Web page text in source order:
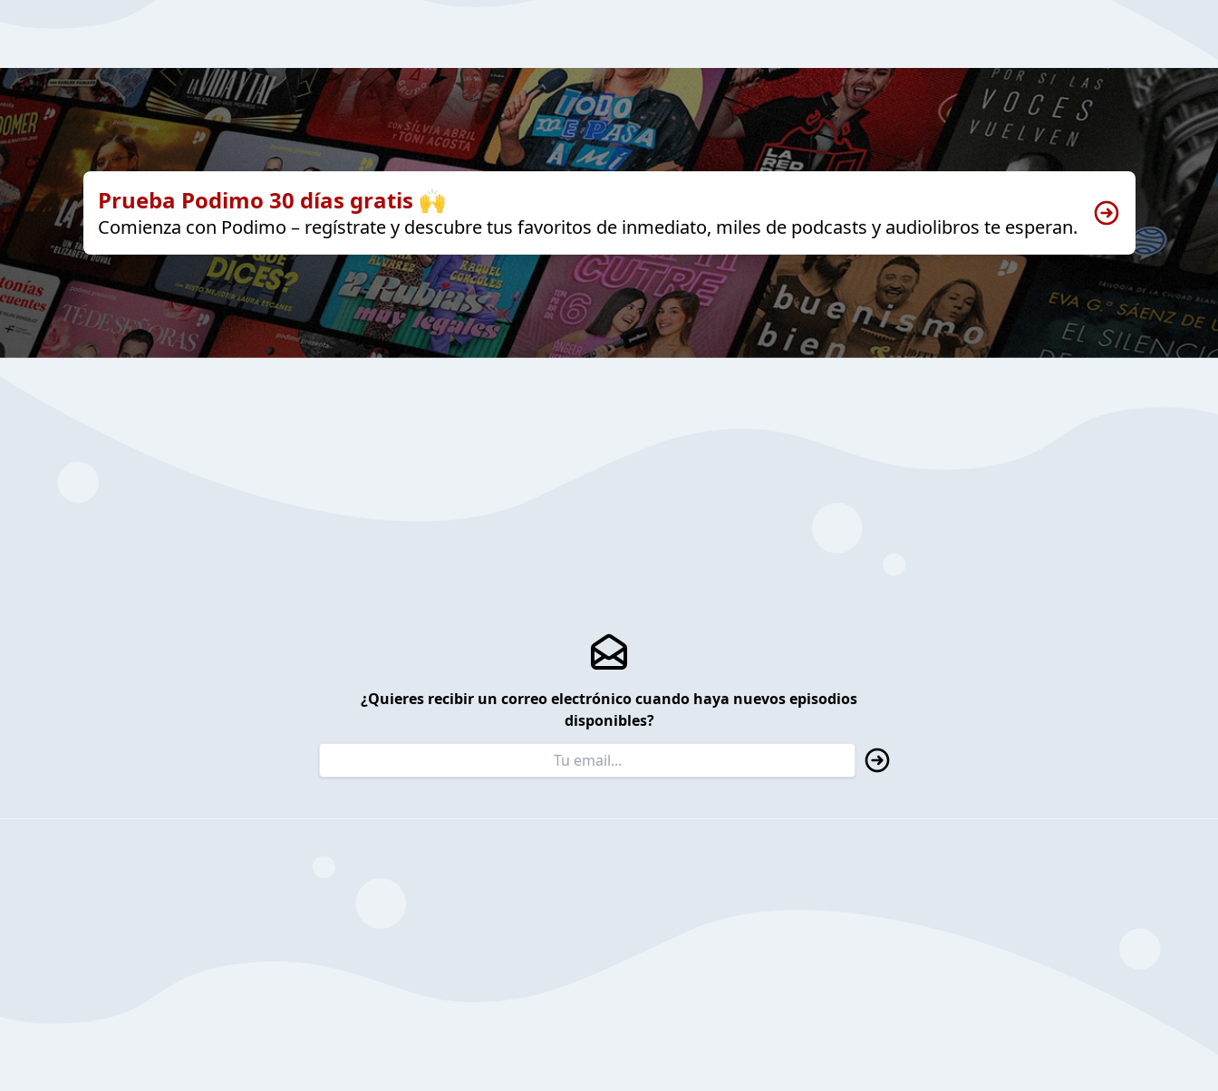
Prueba Podimo 30 días gratis 🙌
Comienza con Podimo – regístrate y descubre tus favoritos de inmediato, miles de podcasts y audiolibros te esperan.
¿Quieres recibir un correo electrónico cuando haya nuevos episodios
disponibles?